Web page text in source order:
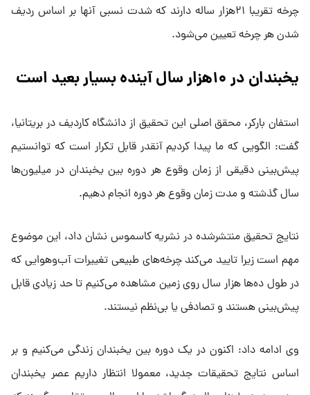
چرخه تقریبا ۲۱هزار ساله دارند که شدت نسبی آنها بر اساس ردیف
شدن هر چرخه تعیین می‌شود.
یخبندان در ۱۰هزار سال آینده بسیار بعید است
استفان بارکر، محقق اصلی این تحقیق از دانشگاه کاردیف در بریتانیا،
گفت: الگویی که ما پیدا کردیم آنقدر قابل تکرار است که توانستیم
پیش‌بینی دقیقی از زمان وقوع هر دوره بین یخبندان در میلیون‌ها
سال گذشته و مدت زمان وقوع هر دوره انجام دهیم.
نتایج تحقیق منتشرشده در نشریه کاسموس نشان داد، این موضوع
مهم است زیرا تایید می‌کند چرخه‌های طبیعی تغییرات آب‌وهوایی که
در طول ده‌ها هزار سال روی زمین مشاهده می‌کنیم تا حد زیادی قابل
پیش‌بینی هستند و تصادفی یا بی‌نظم نیستند.
وی ادامه داد: اکنون در یک دوره بین یخبندان زندگی می‌کنیم و بر
اساس نتایج تحقیقات جدید، معمولا انتظار داریم عصر یخبندان